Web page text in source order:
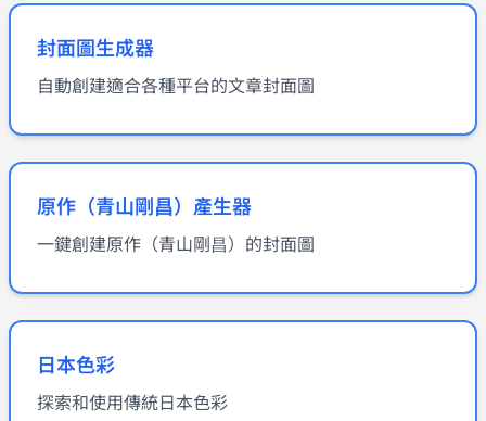
封面圖生成器
自動創建適合各種平台的文章封面圖
原作（青山剛昌）產生器
一鍵創建原作（青山剛昌）的封面圖
日本色彩
探索和使用傳統日本色彩